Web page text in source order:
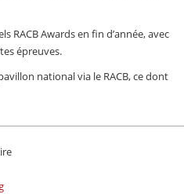
RACB Awards en fin d’année, avec
épreuves.
national via le RACB, ce dont